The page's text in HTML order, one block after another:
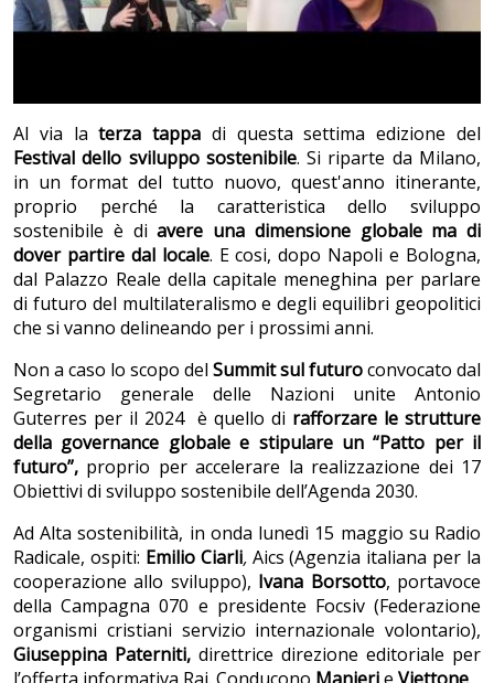
Al via la terza tappa di questa settima edizione del
Festival dello sviluppo sostenibile. Si riparte da Milano,
in un format del tutto nuovo, quest'anno itinerante,
proprio perché la caratteristica dello sviluppo
sostenibile è diavere una dimensione globale ma di
dover partire dal locale. E cosi, dopo Napoli e Bologna,
dal Palazzo Reale della capitale meneghina per parlare
di futuro del multilateralismo e degli equilibri geopolitici
che si vanno delineando per i prossimi anni.
Non a caso lo scopo del Summit sul futuroconvocato dal
Segretario generale delle Nazioni unite Antonio
Guterres per il 2024 è quello di rafforzare le strutture
della governance globale e stipulare un “Patto per il
futuro”, proprio per accelerare la realizzazione dei 17
Obiettivi di sviluppo sostenibile dell’Agenda 2030.
Ad Alta sostenibilità, in onda lunedì 15 maggio su Radio
Radicale, ospiti: Emilio Ciarli, Aics (Agenzia italiana per la
cooperazione allo sviluppo), Ivana Borsotto, portavoce
della Campagna 070 e presidente Focsiv (Federazione
organismi cristiani servizio internazionale volontario),
Giuseppina Paterniti, direttrice direzione editoriale per